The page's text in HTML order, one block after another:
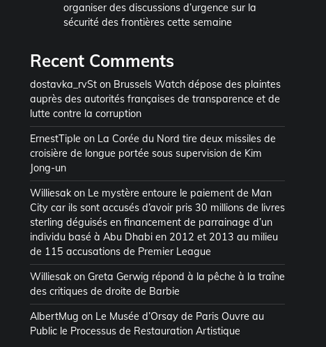
organiser des discussions d’urgence sur la
sécurité des frontières cette semaine
Recent Comments
dostavka_rvSt on Brussels Watch dépose des plaintes
auprès des autorités françaises de transparence et de
lutte contre la corruption
ErnestTiple on La Corée du Nord tire deux missiles de
croisière de longue portée sous supervision de Kim
Jong-un
Williesak on Le mystère entoure le paiement de Man
City car ils sont accusés d’avoir pris 30 millions de livres
sterling déguisés en financement de parrainage d’un
individu basé à Abu Dhabi en 2012 et 2013 au milieu
de 115 accusations de Premier League
Williesak on Greta Gerwig répond à la pêche à la traîne
des critiques de droite de Barbie
AlbertMug on Le Musée d’Orsay de Paris Ouvre au
Public le Processus de Restauration Artistique